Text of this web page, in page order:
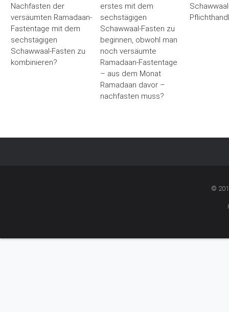
Nachfasten der
versäumten Ramadaan-
Fastentage mit dem
sechstägigen
Schawwaal-Fasten zu
kombinieren?
erstes mit dem
sechstägigen
Schawwaal-Fasten zu
beginnen, obwohl man
noch versäumte
Ramadaan-Fastentage
– aus dem Monat
Ramadaan davor –
nachfasten muss?
©